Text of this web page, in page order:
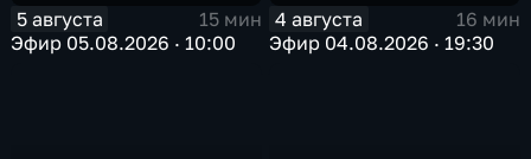
5 августа
15 мин
Эфир 05.08.2026 · 10:00
4 августа
16 мин
Эфир 04.08.2026 · 19:30